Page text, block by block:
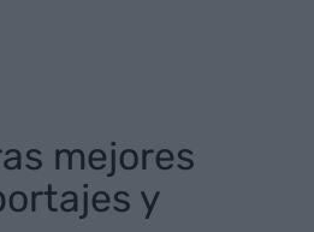
mejores
y